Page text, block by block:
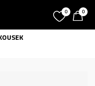
0 0